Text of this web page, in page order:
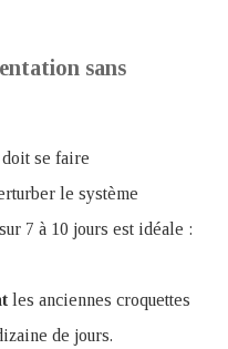
sans
se faire
le système
7 à 10 jours est idéale :
les anciennes croquettes
de jours.